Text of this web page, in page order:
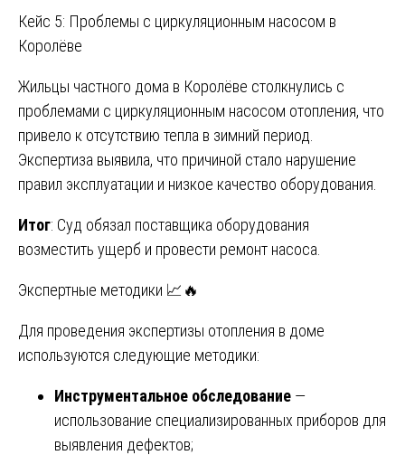
Кейс 5: Проблемы с циркуляционным насосом в
Королёве
Жильцы частного дома в Королёве столкнулись с
проблемами с циркуляционным насосом отопления, что
привело к отсутствию тепла в зимний период.
Экспертиза выявила, что причиной стало нарушение
правил эксплуатации и низкое качество оборудования.
Итог: Суд обязал поставщика оборудования
возместить ущерб и провести ремонт насоса.
Экспертные методики 📈🔥
Для проведения экспертизы отопления в доме
используются следующие методики:
Инструментальное обследование —
использование специализированных приборов для
выявления дефектов;